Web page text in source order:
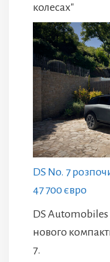
колесах"
DS No. 7
47 700 євро
DS
нового
7.